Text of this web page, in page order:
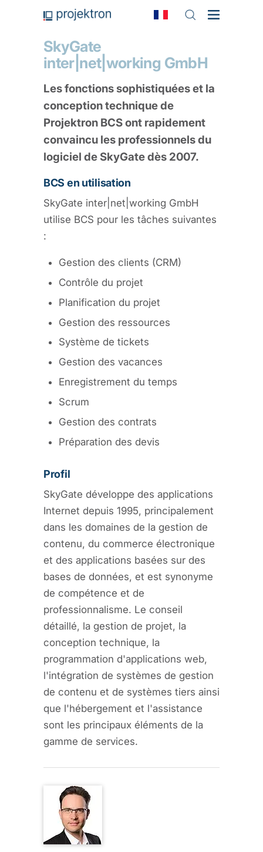
SkyGate
inter|net|working GmbH
Les fonctions sophistiquées et la
conception technique de
Projektron BCS ont rapidement
convaincu les professionnels du
logiciel de SkyGate dès 2007.
BCS en utilisation
SkyGate inter|net|working GmbH
utilise BCS pour les tâches suivantes
:
Gestion des clients (CRM)
Contrôle du projet
Planification du projet
Gestion des ressources
Système de tickets
Gestion des vacances
Enregistrement du temps
Scrum
Gestion des contrats
Préparation des devis
Profil
SkyGate développe des applications
Internet depuis 1995, principalement
dans les domaines de la gestion de
contenu, du commerce électronique
et des applications basées sur des
bases de données, et est synonyme
de compétence et de
professionnalisme. Le conseil
détaillé, la gestion de projet, la
conception technique, la
programmation d'applications web,
l'intégration de systèmes de gestion
de contenu et de systèmes tiers ainsi
que l'hébergement et l'assistance
sont les principaux éléments de la
gamme de services.